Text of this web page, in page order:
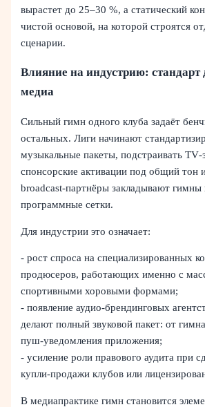
вырастет до 25–30 %, а статический
чистой основой, на которой строятся
сценарии.
Влияние на индустрию: стандарт
медиа
Сильный гимн одного клуба задаёт
остальных. Лиги начинают
музыкальные пакеты, подстраивать
спонсорские активации под общий тон
broadcast‑партнёры закладывают гимны
программные сетки.
Для индустрии это означает:
- рост спроса на специализированных
продюсеров, работающих именно с
спортивными хоровыми формами;
- появление аудио‑брендинговых
делают полный звуковой пакет: от
пуш‑уведомления приложения;
- усиление роли правового аудита при
купли‑продажи клубов или
В медиапрактике гимн становится